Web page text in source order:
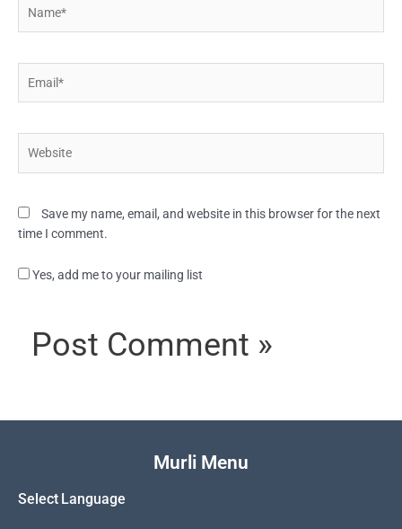
Save my name, email, and website in this browser for the next
time I comment.
Yes, add me to your mailing list
Murli Menu
Select Language